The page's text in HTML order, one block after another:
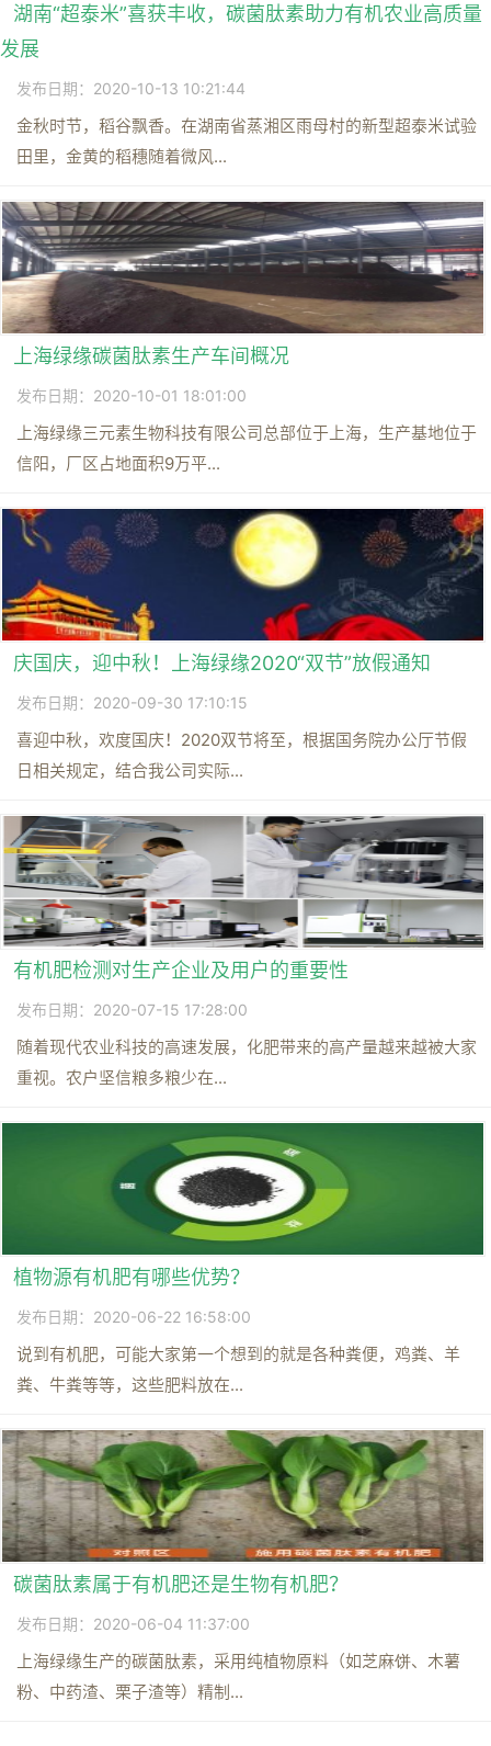
湖南“超泰米”喜获丰收，碳菌肽素助力有机农业高质量
发展
发布日期：2020-10-13 10:21:44
金秋时节，稻谷飘香。在湖南省蒸湘区雨母村的新型超泰米试验
田里，金黄的稻穗随着微风...
上海绿缘碳菌肽素生产车间概况
发布日期：2020-10-01 18:01:00
上海绿缘三元素生物科技有限公司总部位于上海，生产基地位于
信阳，厂区占地面积9万平...
庆国庆，迎中秋！上海绿缘2020“双节”放假通知
发布日期：2020-09-30 17:10:15
喜迎中秋，欢度国庆！2020双节将至，根据国务院办公厅节假
日相关规定，结合我公司实际...
有机肥检测对生产企业及用户的重要性
发布日期：2020-07-15 17:28:00
随着现代农业科技的高速发展，化肥带来的高产量越来越被大家
重视。农户坚信粮多粮少在...
植物源有机肥有哪些优势？
发布日期：2020-06-22 16:58:00
说到有机肥，可能大家第一个想到的就是各种粪便，鸡粪、羊
粪、牛粪等等，这些肥料放在...
碳菌肽素属于有机肥还是生物有机肥？
发布日期：2020-06-04 11:37:00
上海绿缘生产的碳菌肽素，采用纯植物原料（如芝麻饼、木薯
粉、中药渣、栗子渣等）精制...